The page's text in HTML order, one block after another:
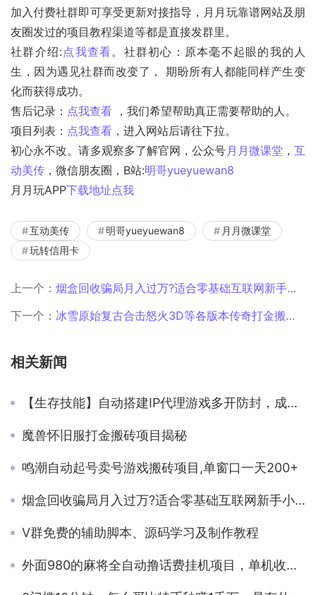
加入付费社群即可享受更新对接指导，月月玩靠谱网站及朋
友圈发过的项目教程渠道等都是直接发群里。
社群介绍: 点我查看。社群初心：原本毫不起眼的我的人
生，因为遇见社群而改变了， 期盼所有人都能同样产生变
化而获得成功。
售后记录： 点我查看 ，我们希望帮助真正需要帮助的人。
项目列表： 点我查看 ，进入网站后请往下拉。
初心永不改。请多观察多了解官网，公众号 月月微课堂 ，互
动美传 ，微信朋友圈，B站:明哥yueyuewan8
月月玩APP下载地址点我
互动美传 明哥yueyuewan8
月月微课堂
玩转信用卡
上一个： 烟盒回收骗局月入过万?适合零基础互联网新手小白-月月玩靠谱吗
下一个： 冰雪原始复古合击怒火3D等各版本传奇打金搬砖项目
相关新闻
【生存技能】自动搭建IP代理游戏多开防封，成本低至3元一个月，自用非常稳，接单一天破千问题不大
魔兽怀旧服打金搬砖项目揭秘
鸣潮自动起号卖号游戏搬砖项目,单窗口一天200+
烟盒回收骗局月入过万?适合零基础互联网新手小白-月月玩靠谱吗
V群免费的辅助脚本、源码学习及制作教程
外面980的麻将全自动撸话费挂机项目，单机收益100+